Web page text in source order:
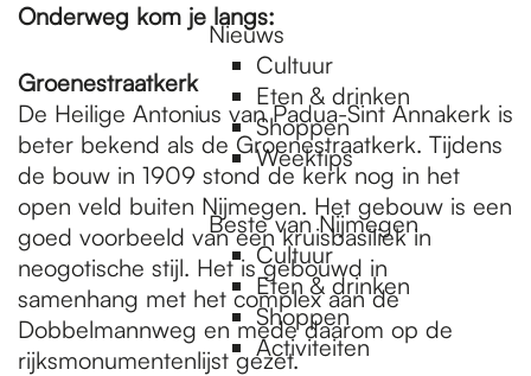
Nieuws
Cultuur
Eten & drinken
Shoppen
Weektips
Beste van Nijmegen
Cultuur
Eten & drinken
Shoppen
Activiteiten
Onderweg kom je langs:
Groenestraatkerk
De Heilige Antonius van Padua-Sint Annakerk is
beter bekend als de Groenestraatkerk. Tijdens
de bouw in 1909 stond de kerk nog in het
open veld buiten Nijmegen. Het gebouw is een
goed voorbeeld van een kruisbasiliek in
neogotische stijl. Het is gebouwd in
samenhang met het complex aan de
Dobbelmannweg en mede daarom op de
rijksmonumentenlijst gezet.